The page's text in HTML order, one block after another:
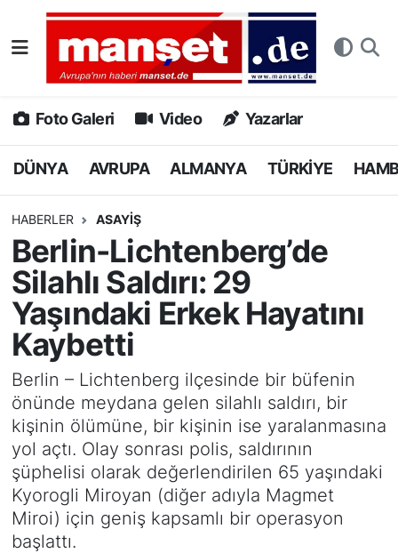
Foto Galeri Video Yazarlar
DÜNYA AVRUPA ALMANYA TÜRKİYE
HABERLER ASAYİŞ
Berlin-Lichtenberg’de
Silahlı Saldırı: 29
Yaşındaki Erkek Hayatını
Kaybetti
Berlin – Lichtenberg ilçesinde bir büfenin
önünde meydana gelen silahlı saldırı, bir
kişinin ölümüne, bir kişinin ise yaralanmasına
yol açtı. Olay sonrası polis, saldırının
şüphelisi olarak değerlendirilen 65 yaşındaki
Kyorogli Miroyan (diğer adıyla Magmet
Miroi) için geniş kapsamlı bir operasyon
başlattı.
DÜNYA
AVRUPA
ALMANYA
HAMBURG
SPOR
DEUTSCH
EKONOMİ
SİYASET
SAĞLIK
Nöbetçi Eczaneler
Hava Durumu
Namaz Vakitleri
Puan Durumu ve Fikstür
Tüm Manşetler
Son Dakika Haberleri
Haber Arşivi